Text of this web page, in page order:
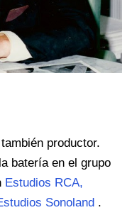
productor.
batería en el grupo
Estudios RCA,
Sonoland .